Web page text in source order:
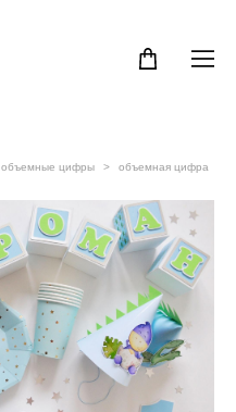
объемные цифры >
объемная цифра